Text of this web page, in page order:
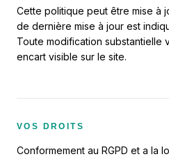
Cette politique peut être mise à
de dernière mise à jour est
Toute modification substantielle
encart visible sur le site.
VOS DROITS
Conformement au RGPD et a la